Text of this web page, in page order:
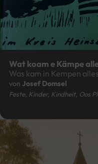
Wat koam e Kämpe
Was kam in Kempen
von Josef Domsel
Feste, Kinder, Kindheit, Oos